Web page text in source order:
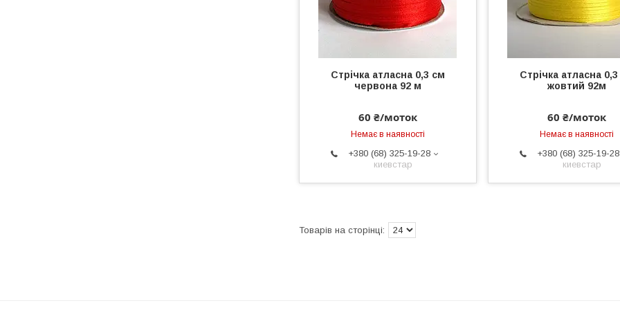
Стрічка атласна 0,3 см
червона 92 м
60 ₴/моток
Немає в наявності
+380 (68) 325-19-28
киевстар
Стрічка атласна
жовтий 92м
60 ₴/моток
Немає в наявності
+380 (68) 325-19-28
киевстар